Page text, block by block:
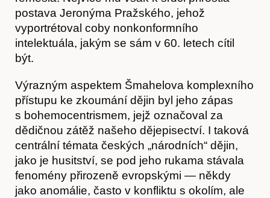
Obchod
postava Jeronýma Pražského, jehož
vyportrétoval coby nonkonformního
intelektuála, jakým se sám v 60. letech cítil
být.
Výrazným aspektem Šmahelova komplexního
přístupu ke zkoumání dějin byl jeho zápas
s bohemocentrismem, jejž označoval za
dědičnou zátěž našeho dějepisectví. I taková
centrální témata českých „národních“ dějin,
jako je husitství, se pod jeho rukama stávala
fenomény přirozeně evropskými — někdy
jako anomálie, často v konfliktu s okolím, ale